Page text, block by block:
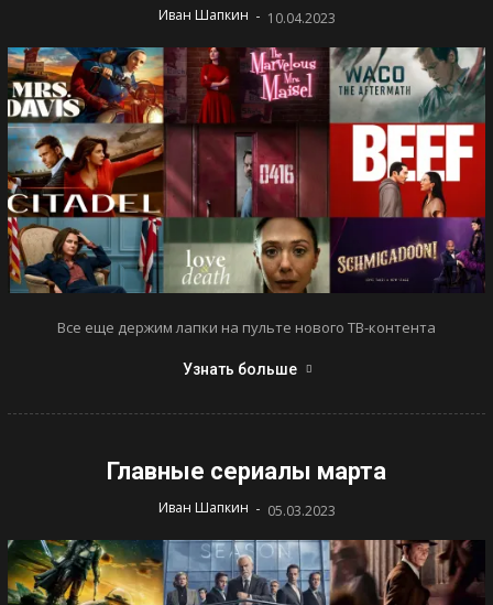
Иван Шапкин - 10.04.2023
Все еще держим лапки на пульте нового ТВ-контента
Узнать больше
Главные сериалы марта
Иван Шапкин - 05.03.2023